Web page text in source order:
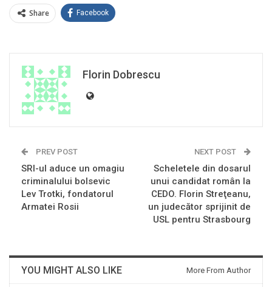
Share Facebook
Florin Dobrescu
PREV POST
SRI-ul aduce un omagiu
criminalului bolsevic
Lev Trotki, fondatorul
Armatei Rosii
NEXT POST
Scheletele din dosarul
unui candidat român la
CEDO. Florin Streţeanu,
un judecător sprijinit de
USL pentru Strasbourg
YOU MIGHT ALSO LIKE More From Author